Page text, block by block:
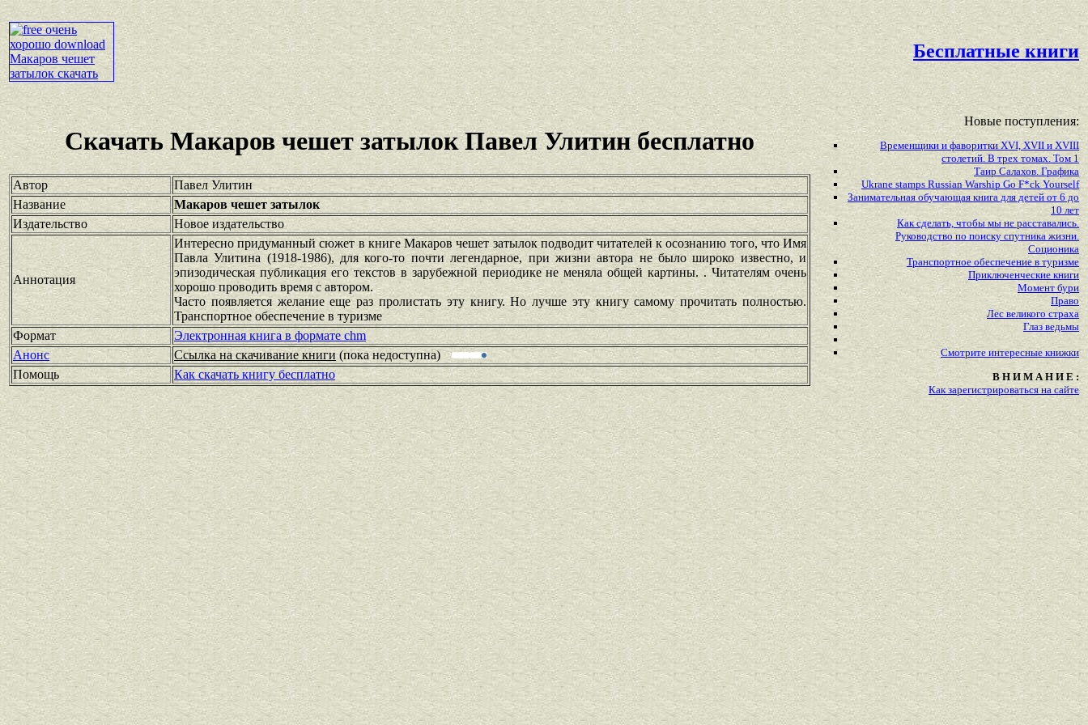
Бесплатные книги
Скачать Макаров чешет затылок Павел Улитин бесплатно
Автор
Павел Улитин
Название
Макаров чешет затылок
Издательство
Новое издательство
Аннотация
Интересно придуманный сюжет в книге Макаров чешет затылок подводит читателей к осознанию того, что Имя
Павла Улитина (1918-1986), для кого-то почти легендарное, при жизни автора не было широко известно, и
эпизодическая публикация его текстов в зарубежной периодике не меняла общей картины. . Читателям очень
хорошо проводить время с автором.
Часто появляется желание еще раз пролистать эту книгу. Но лучше эту книгу самому прочитать полностью.
Транспортное обеспечение в туризме
Формат
Электронная книга в формате chm
Анонс
Ссылка на скачивание книги(пока недоступна)
Помощь
Как скачать книгу бесплатно
Новые поступления:
Временщики и фаворитки XVI, XVII и XVIII
столетий. В трех томах. Том 1
Таир Салахов. Графика
Ukrane stamps Russian Warship Go F*ck Yourself
Занимательная обучающая книга для детей от 6 до
10 лет
Как сделать, чтобы мы не расставались.
Руководство по поиску спутника жизни.
Соционика
Транспортное обеспечение в туризме
Приключенческие книги
Момент бури
Право
Лес великого страха
Глаз ведьмы
Смотритеинтересные книжки
В Н И М А Н И Е :
Как зарегистрироваться на сайте